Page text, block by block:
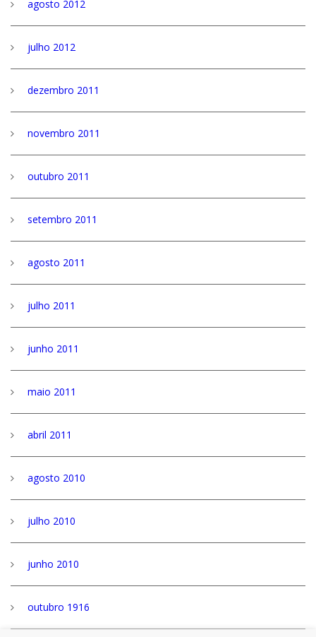
agosto 2012
julho 2012
dezembro 2011
novembro 2011
outubro 2011
setembro 2011
agosto 2011
julho 2011
junho 2011
maio 2011
abril 2011
agosto 2010
julho 2010
junho 2010
outubro 1916